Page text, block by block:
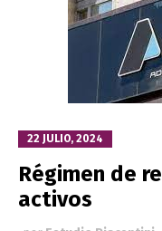
22 JULIO, 2024
Régimen de
activos